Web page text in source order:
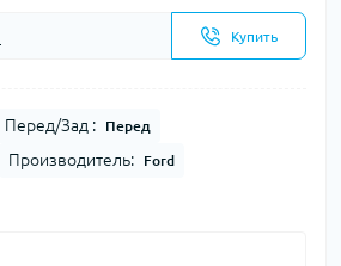
Купить
Перед/Зад : Перед
Производитель: Ford